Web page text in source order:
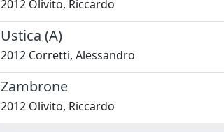
2012 Olivito, Riccardo
Ustica (A)
2012 Corretti, Alessandro
Zambrone
2012 Olivito, Riccardo